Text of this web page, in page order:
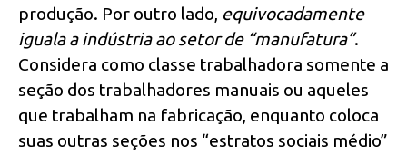
produção. Por outro lado, equivocadamente
iguala a indústria ao setor de “manufatura”.
Considera como classe trabalhadora somente a
seção dos trabalhadores manuais ou aqueles
que trabalham na fabricação, enquanto coloca
suas outras seções nos “estratos sociais médio”